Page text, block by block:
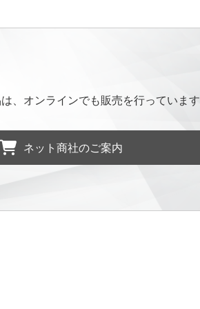
、オンラインでも販売を行っています
ネット商社のご案内